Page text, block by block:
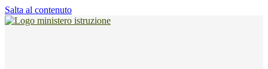
Salta al contenuto